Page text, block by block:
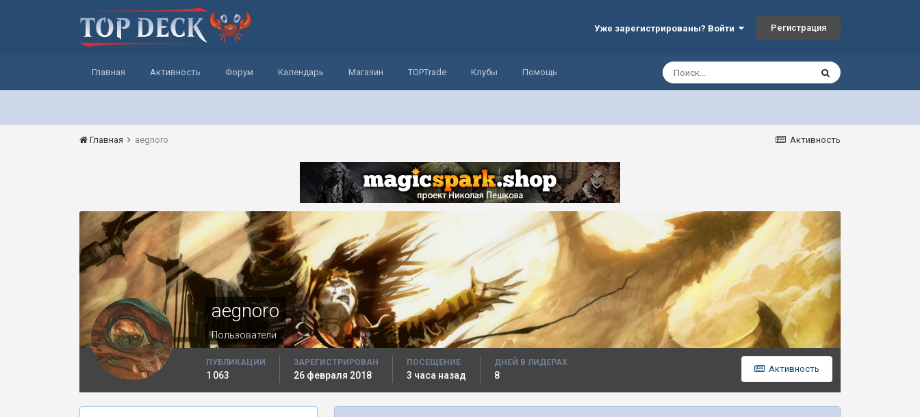
Уже зарегистрированы? Войти Регистрация
Главная Активность Форум Календарь Магазин TOPTrade Клубы Помощь
Активность
Главная aegnoro
aegnoro
Пользователи
Активность
ПУБЛИКАЦИИ
1 063
ЗАРЕГИСТРИРОВАН
26 февраля 2018
ПОСЕЩЕНИЕ
3 часа назад
ДНЕЙ В ЛИДЕРАХ
8